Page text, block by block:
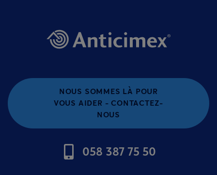
NOUS SOMMES LÀ POUR
VOUS AIDER - CONTACTEZ-
NOUS
058 387 75 50